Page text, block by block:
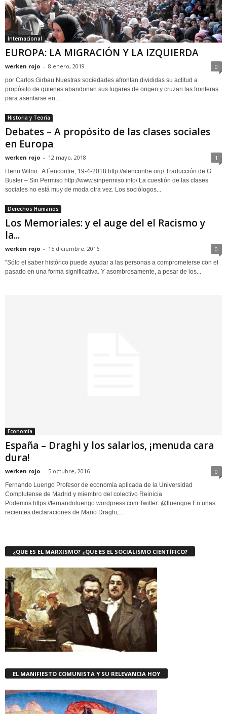
Internacional
EUROPA: LA MIGRACIÓN Y LA IZQUIERDA
werken rojo - 8 enero, 2019 0
por Carlos Girbau Nuestras sociedades afrontan divididas su actitud a
propósito de quienes abandonan sus lugares de origen y cruzan las fronteras
para asentarse en...
Historia y Teoria
Debates – A propósito de las clases sociales
en Europa
werken rojo - 12 mayo, 2018 1
Henri Wilno A l´encontre, 19-4-2018 http://alencontre.org/ Traducción de G.
Buster – Sin Permiso http://www.sinpermiso.info/ La cuestión de las clases
sociales no está muy de moda otra vez. Los sociólogos...
Derechos Humanos
Los Memoriales: y el auge del el Racismo y
la...
werken rojo - 15 diciembre, 2016 0
"Sólo el saber histórico puede ayudar a las personas a comprometerse con el
pasado en una forma significativa. Y asombrosamente, a pesar de los...
Economía
España – Draghi y los salarios, ¡menuda cara
dura!
werken rojo - 5 octubre, 2016 0
Fernando Luengo Profesor de economía aplicada de la Universidad
Complutense de Madrid y miembro del colectivo Reinicia
Podemos https://fernandoluengo.wordpress.com Twitter: @fluengoe En unas
recientes declaraciones de Mario Draghi,...
¿QUE ES EL MARXISMO? ¿QUE ES EL SOCIALISMO CIENTÍFICO?
EL MANIFIESTO COMUNISTA Y SU RELEVANCIA HOY